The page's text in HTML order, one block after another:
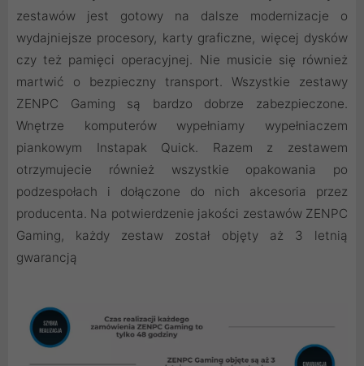
zestawów jest gotowy na dalsze modernizacje o
wydajniejsze procesory, karty graficzne, więcej dysków
czy też pamięci operacyjnej. Nie musicie się również
martwić o bezpieczny transport. Wszystkie zestawy
ZENPC Gaming są bardzo dobrze zabezpieczone.
Wnętrze komputerów wypełniamy wypełniaczem
piankowym Instapak Quick. Razem z zestawem
otrzymujecie również wszystkie opakowania po
podzespołach i dołączone do nich akcesoria przez
producenta. Na potwierdzenie jakości zestawów ZENPC
Gaming, każdy zestaw został objęty aż 3 letnią
gwarancją